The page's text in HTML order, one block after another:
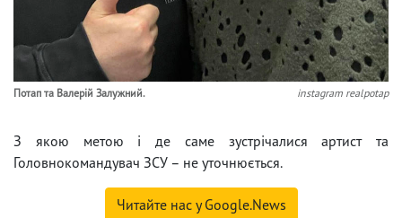
Потап та Валерій Залужний. instagram realpotap
З якою метою і де саме зустрічалися артист та
Головнокомандувач ЗСУ – не уточнюється.
Читайте нас у Google.News